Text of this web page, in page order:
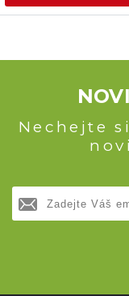
Nechejte